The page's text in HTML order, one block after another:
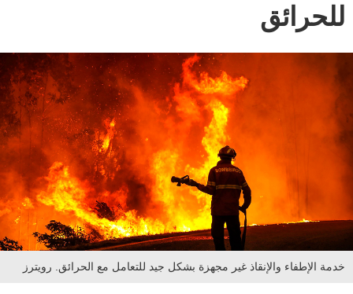
للحرائق
خدمة الإطفاء والإنقاذ غير مجهزة بشكل جيد للتعامل مع الحرائق. رويترز